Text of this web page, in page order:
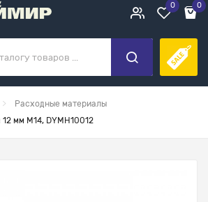
0 0
Расходные материалы
мм М14, DYMH10012